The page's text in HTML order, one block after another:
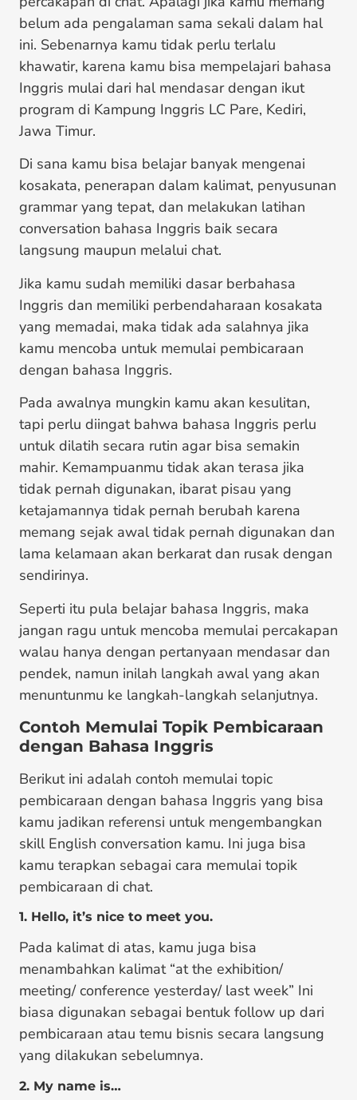
belum ada pengalaman sama sekali dalam hal
ini. Sebenarnya kamu tidak perlu terlalu
khawatir, karena kamu bisa mempelajari bahasa
Inggris mulai dari hal mendasar dengan ikut
program di Kampung Inggris LC Pare, Kediri,
Jawa Timur.
Di sana kamu bisa belajar banyak mengenai
kosakata, penerapan dalam kalimat, penyusunan
grammar yang tepat, dan melakukan latihan
conversation bahasa Inggris baik secara
langsung maupun melalui chat.
Jika kamu sudah memiliki dasar berbahasa
Inggris dan memiliki perbendaharaan kosakata
yang memadai, maka tidak ada salahnya jika
kamu mencoba untuk memulai pembicaraan
dengan bahasa Inggris.
Pada awalnya mungkin kamu akan kesulitan,
tapi perlu diingat bahwa bahasa Inggris perlu
untuk dilatih secara rutin agar bisa semakin
mahir. Kemampuanmu tidak akan terasa jika
tidak pernah digunakan, ibarat pisau yang
ketajamannya tidak pernah berubah karena
memang sejak awal tidak pernah digunakan dan
lama kelamaan akan berkarat dan rusak dengan
sendirinya.
Seperti itu pula belajar bahasa Inggris, maka
jangan ragu untuk mencoba memulai percakapan
walau hanya dengan pertanyaan mendasar dan
pendek, namun inilah langkah awal yang akan
menuntunmu ke langkah-langkah selanjutnya.
Contoh Memulai Topik Pembicaraan
dengan Bahasa Inggris
Berikut ini adalah contoh memulai topic
pembicaraan dengan bahasa Inggris yang bisa
kamu jadikan referensi untuk mengembangkan
skill English conversation kamu. Ini juga bisa
kamu terapkan sebagai cara memulai topik
pembicaraan di chat.
1. Hello, it’s nice to meet you.
Pada kalimat di atas, kamu juga bisa
menambahkan kalimat “at the exhibition/
meeting/ conference yesterday/ last week” Ini
biasa digunakan sebagai bentuk follow up dari
pembicaraan atau temu bisnis secara langsung
yang dilakukan sebelumnya.
2. My name is…